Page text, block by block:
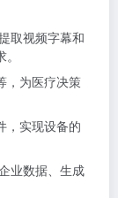
取视频字幕和
，为医疗决策
，实现设备的
业数据、生成